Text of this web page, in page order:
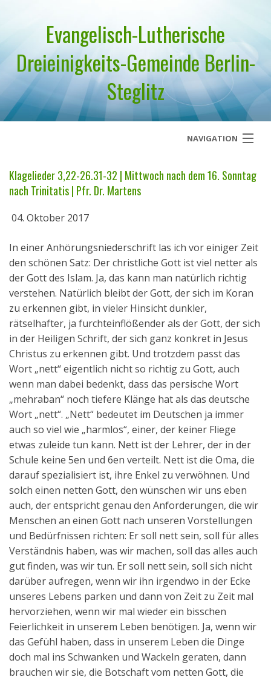
Evangelisch-Lutherische
Dreieinigkeits-Gemeinde Berlin-
Steglitz
NAVIGATION
Über uns
Geistliches Wort
Termine
Aktuelles
Kontakt
English
Klagelieder 3,22-26.31-32 | Mittwoch nach dem 16. Sonntag
nach Trinitatis | Pfr. Dr. Martens
04. Oktober 2017
In einer Anhörungsniederschrift las ich vor einiger Zeit
den schönen Satz: Der christliche Gott ist viel netter als
der Gott des Islam. Ja, das kann man natürlich richtig
verstehen. Natürlich bleibt der Gott, der sich im Koran
zu erkennen gibt, in vieler Hinsicht dunkler,
rätselhafter, ja furchteinflößender als der Gott, der sich
in der Heiligen Schrift, der sich ganz konkret in Jesus
Christus zu erkennen gibt. Und trotzdem passt das
Wort „nett“ eigentlich nicht so richtig zu Gott, auch
wenn man dabei bedenkt, dass das persische Wort
„mehraban“ noch tiefere Klänge hat als das deutsche
Wort „nett“. „Nett“ bedeutet im Deutschen ja immer
auch so viel wie „harmlos“, einer, der keiner Fliege
etwas zuleide tun kann. Nett ist der Lehrer, der in der
Schule keine 5en und 6en verteilt. Nett ist die Oma, die
darauf spezialisiert ist, ihre Enkel zu verwöhnen. Und
solch einen netten Gott, den wünschen wir uns eben
auch, der entspricht genau den Anforderungen, die wir
Menschen an einen Gott nach unseren Vorstellungen
und Bedürfnissen richten: Er soll nett sein, soll für alles
Verständnis haben, was wir machen, soll das alles auch
gut finden, was wir tun. Er soll nett sein, soll sich nicht
darüber aufregen, wenn wir ihn irgendwo in der Ecke
unseres Lebens parken und dann von Zeit zu Zeit mal
hervorziehen, wenn wir mal wieder ein bisschen
Feierlichkeit in unserem Leben benötigen. Ja, wenn wir
das Gefühl haben, dass in unserem Leben die Dinge
doch mal ins Schwanken und Wackeln geraten, dann
brauchen wir sie, die Botschaft vom netten Gott, die